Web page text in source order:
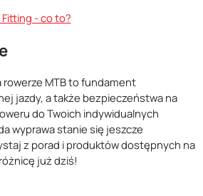
Fitting - co to?
rowerze MTB to fundament
jazdy, a także bezpieczeństwa na
do Twoich indywidualnych
wyprawa stanie się jeszcze
z porad i produktów dostępnych na
już dziś!